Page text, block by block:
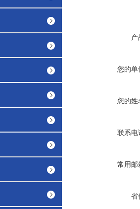
产
您的单
您的姓
联系电
常用邮
省